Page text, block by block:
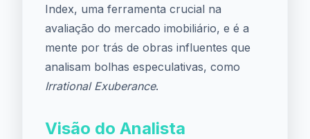
Index, uma ferramenta crucial na
avaliação do mercado imobiliário, e é a
mente por trás de obras influentes que
analisam bolhas especulativas, como
Irrational Exuberance.
Visão do Analista